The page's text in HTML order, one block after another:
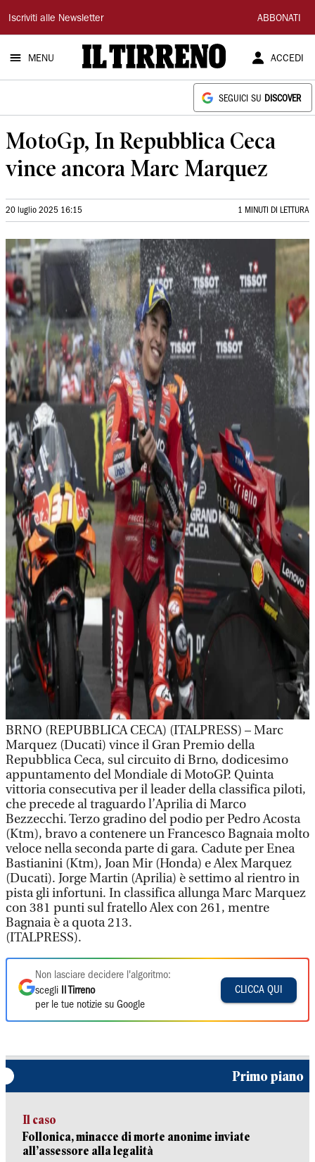
Il
Tirreno
Iscriviti alle Newsletter ABBONATI
MENU ACCEDI
SEGUICI SU DISCOVER
MotoGp, In Repubblica Ceca
vince ancora Marc Marquez
20 luglio 2025 16:15 1 MINUTI DI LETTURA
BRNO (REPUBBLICA CECA) (ITALPRESS) – Marc
Marquez (Ducati) vince il Gran Premio della
Repubblica Ceca, sul circuito di Brno, dodicesimo
appuntamento del Mondiale di MotoGP. Quinta
vittoria consecutiva per il leader della classifica piloti,
che precede al traguardo l’Aprilia di Marco
Bezzecchi. Terzo gradino del podio per Pedro Acosta
(Ktm), bravo a contenere un Francesco Bagnaia molto
veloce nella seconda parte di gara. Cadute per Enea
Bastianini (Ktm), Joan Mir (Honda) e Alex Marquez
(Ducati). Jorge Martin (Aprilia) è settimo al rientro in
pista gli infortuni. In classifica allunga Marc Marquez
con 381 punti sul fratello Alex con 261, mentre
Bagnaia è a quota 213.
(ITALPRESS).
Non lasciare decidere l'algoritmo:
scegli
Il Tirreno
per le tue notizie su Google
CLICCA QUI
Primo piano
Il caso
Follonica, minacce di morte anonime inviate
all’assessore alla legalità